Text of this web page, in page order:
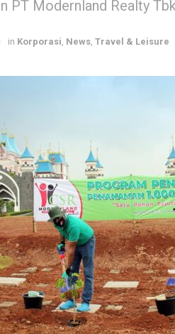
PT Modernland Realty
in Korporasi News Travel & Leisure